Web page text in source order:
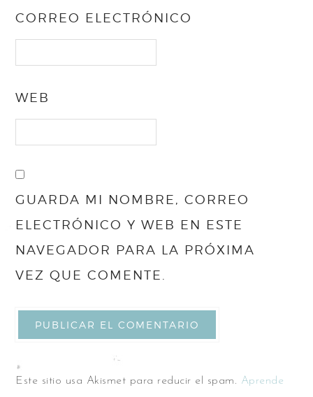
CORREO ELECTRÓNICO
WEB
GUARDA MI NOMBRE, CORREO
ELECTRÓNICO Y WEB EN ESTE
NAVEGADOR PARA LA PRÓXIMA
VEZ QUE COMENTE.
Este sitio usa Akismet para reducir el spam. Aprende